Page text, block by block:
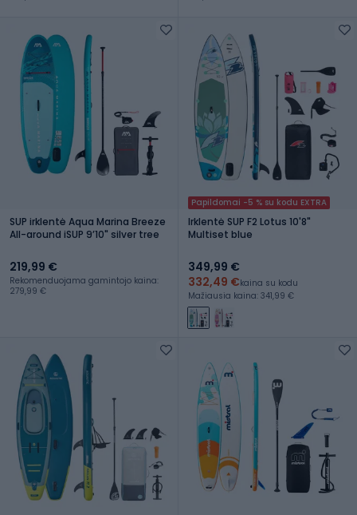
SUP irklentė Aqua Marina Breeze
All-around iSUP 9ʼ10" silver tree
219,99 €
Rekomenduojama gamintojo kaina:
279,99 €
Papildomai -5 % su kodu EXTRA
Irklentė SUP F2 Lotus 10'8"
Multiset blue
349,99 €
332,49 €kaina su kodu
Mažiausia kaina: 341,99 €